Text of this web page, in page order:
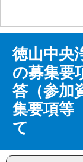
徳山中央
の募集要
答（参加
集要項等
て